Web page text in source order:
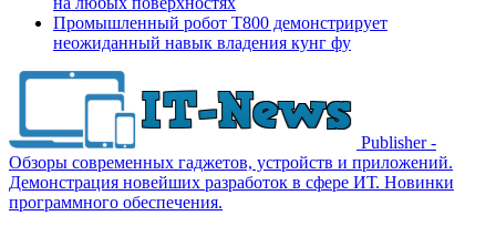
Промышленный робот Т800 демонстрирует
неожиданный навык владения кунг фу
Publisher -
Обзоры современных гаджетов, устройств и приложений.
Демонстрация новейших разработок в сфере ИТ. Новинки
программного обеспечения.